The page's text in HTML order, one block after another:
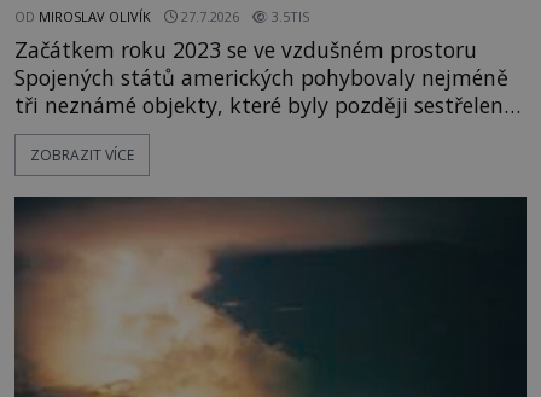
OD MIROSLAV OLIVÍK 27.7.2026 3.5TIS
Začátkem roku 2023 se ve vzdušném prostoru
Spojených států amerických pohybovaly nejméně
tři neznámé objekty, které byly později sestřeleny.
Do dnešních dnů nebyly trosky těchto létajících
těles objeveny. Je možné, že šlo o nějaké nové
mimozemského původu? Dne 4. února roku 2023
vydává
ZOBRAZIT VÍCE